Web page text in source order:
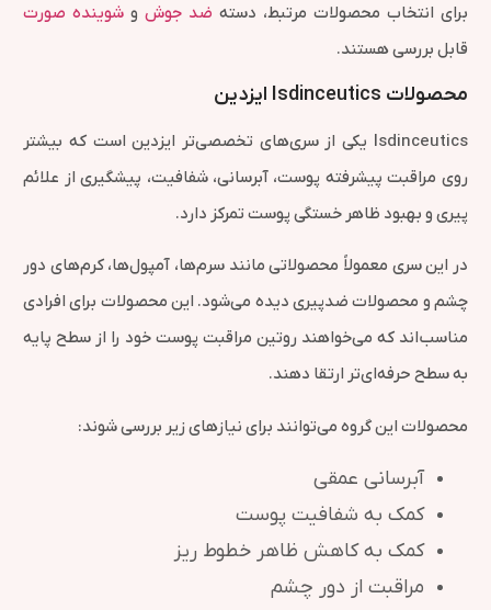
برای انتخاب محصولات مرتبط، دسته ضد جوشو شوینده صورت
قابل بررسی هستند.
محصولات Isdinceutics ایزدین
Isdinceutics یکی از سری‌های تخصصی‌تر ایزدین است که بیشتر
روی مراقبت پیشرفته پوست، آبرسانی، شفافیت، پیشگیری از علائم
پیری و بهبود ظاهر خستگی پوست تمرکز دارد.
در این سری معمولاً محصولاتی مانند سرم‌ها، آمپول‌ها، کرم‌های دور
چشم و محصولات ضدپیری دیده می‌شود. این محصولات برای افرادی
مناسب‌اند که می‌خواهند روتین مراقبت پوست خود را از سطح پایه
به سطح حرفه‌ای‌تر ارتقا دهند.
محصولات این گروه می‌توانند برای نیازهای زیر بررسی شوند:
آبرسانی عمقی
کمک به شفافیت پوست
کمک به کاهش ظاهر خطوط ریز
مراقبت از دور چشم